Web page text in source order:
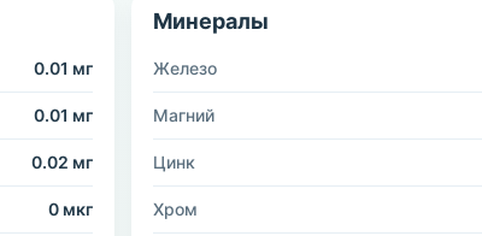
0.01 мг
0.01 мг
0.02 мг
0 мкг
Минералы
Железо
Магний
Цинк
Хром